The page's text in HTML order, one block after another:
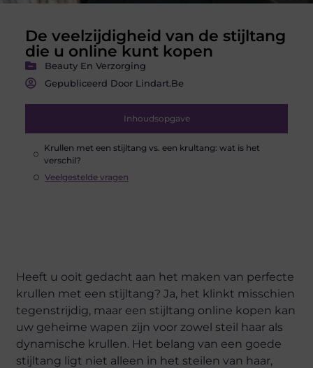
De veelzijdigheid van de stijltang
die u online kunt kopen
Beauty En Verzorging
Gepubliceerd Door Lindart.be
Inhoudsopgave
Krullen met een stijltang vs. een krultang: wat is het
verschil?
Veelgestelde vragen
Heeft u ooit gedacht aan het maken van perfecte
krullen met een stijltang? Ja, het klinkt misschien
tegenstrijdig, maar een stijltang online kopen kan
uw geheime wapen zijn voor zowel steil haar als
dynamische krullen. Het belang van een goede
stijltang ligt niet alleen in het steilen van haar,